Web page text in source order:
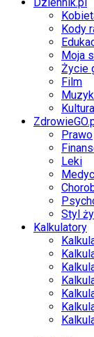
Kody
Moja
Życie
Film
Kultura
Prawo
Leki
Styl
Kalkulatory